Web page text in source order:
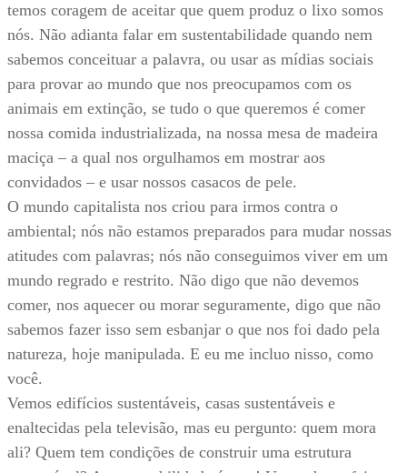
temos coragem de aceitar que quem produz o lixo somos
nós. Não adianta falar em sustentabilidade quando nem
sabemos conceituar a palavra, ou usar as mídias sociais
para provar ao mundo que nos preocupamos com os
animais em extinção, se tudo o que queremos é comer
nossa comida industrializada, na nossa mesa de madeira
maciça – a qual nos orgulhamos em mostrar aos
convidados – e usar nossos casacos de pele.
O mundo capitalista nos criou para irmos contra o
ambiental; nós não estamos preparados para mudar nossas
atitudes com palavras; nós não conseguimos viver em um
mundo regrado e restrito. Não digo que não devemos
comer, nos aquecer ou morar seguramente, digo que não
sabemos fazer isso sem esbanjar o que nos foi dado pela
natureza, hoje manipulada. E eu me incluo nisso, como
você.
Vemos edifícios sustentáveis, casas sustentáveis e
enaltecidas pela televisão, mas eu pergunto: quem mora
ali? Quem tem condições de construir uma estrutura